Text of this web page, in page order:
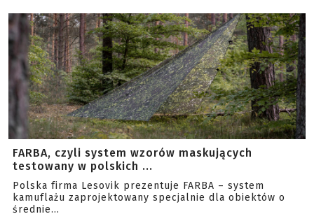
FARBA, czyli system wzorów maskujących
testowany w polskich ...
Polska firma Lesovik prezentuje FARBA – system
kamuflażu zaprojektowany specjalnie dla obiektów o
średnie...